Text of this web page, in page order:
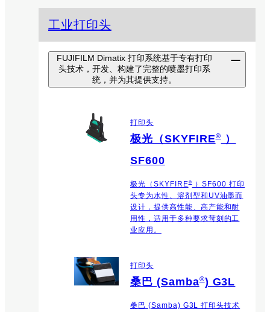
工业打印头
FUJIFILM Dimatix 打印系统基于专有打印
头技术，开发、构建了完整的喷墨打印系
统，并为其提供支持。
打印头
极光（SKYFIRE®）
SF600
极光（SKYFIRE®）SF600 打印
头专为水性、溶剂型和UV油墨而
设计，提供高性能、高产能和耐
用性，适用于多种要求苛刻的工
业应用。
打印头
桑巴 (Samba®) G3L
桑巴 (Samba) G3L 打印头技术